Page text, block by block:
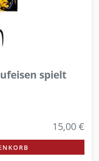
spielt
15,00 €